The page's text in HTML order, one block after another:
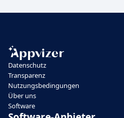
Datenschutz
Transparenz
Nutzungsbedingungen
Über uns
Software